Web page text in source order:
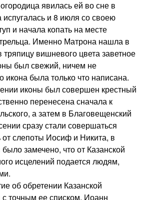
явилась ей во сне в
испугалась и 8 июля со своею
и начала копать на месте
Именно Матрона нашла в
тряпицу вишневого цвета заветное
был свежий, ничем не
икона была только что написана.
иконы был совершен крестный
перенесена сначала к
а затем в Благовещенский
сразу стали совершаться
от слепоты Иосиф и Никита, в
замечено, что от Казанской
исцелений подается людям,
об обретении Казанской
с точным ее списком, Иоанн